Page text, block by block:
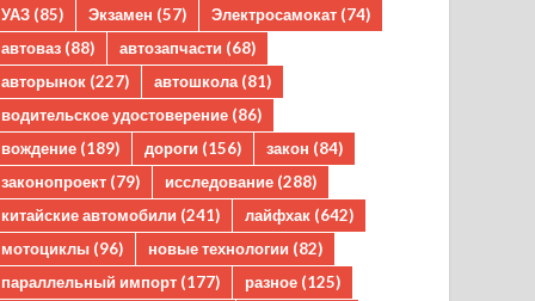
УАЗ (85) Экзамен (57) Электросамокат (74)
автоваз (88) автозапчасти (68)
авторынок (227) автошкола (81)
водительское удостоверение (86)
вождение (189) дороги (156) закон (84)
законопроект (79) исследование (288)
китайские автомобили (241) лайфхак (642)
мотоциклы (96) новые технологии (82)
параллельный импорт (177) разное (125)